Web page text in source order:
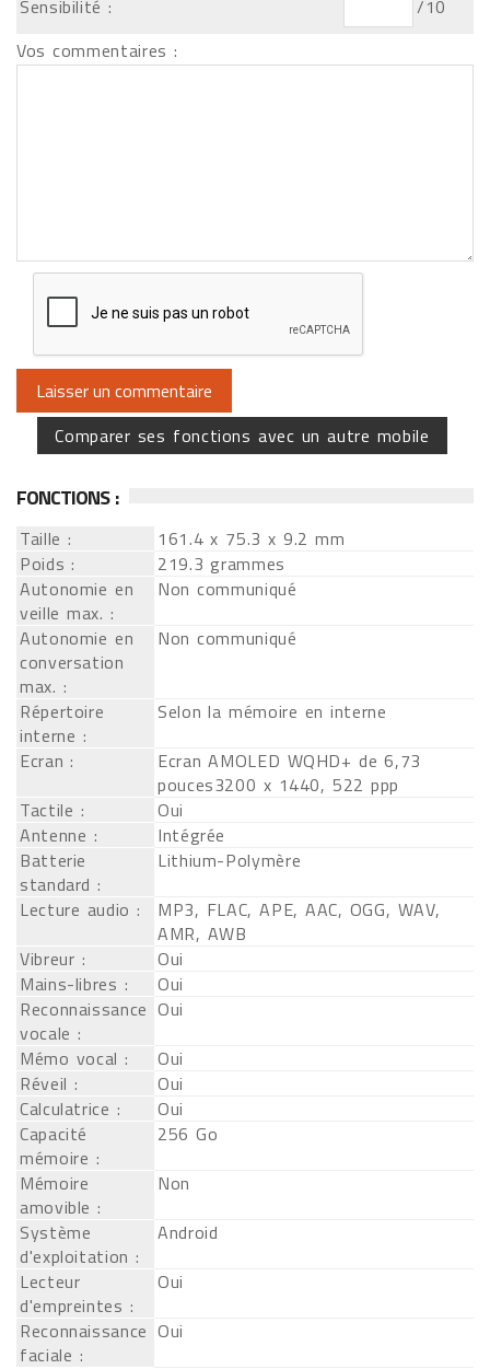
Sensibilité :
/10
Vos commentaires :
Comparer ses fonctions avec un autre mobile
FONCTIONS :
Taille :
161.4 x 75.3 x 9.2 mm
Poids :
219.3 grammes
Autonomie en
veille max. :
Non communiqué
Autonomie en
conversation
max. :
Non communiqué
Répertoire
interne :
Selon la mémoire en interne
Ecran :
Ecran AMOLED WQHD+ de 6,73
pouces3200 x 1440, 522 ppp
Tactile :
Oui
Antenne :
Intégrée
Batterie
standard :
Lithium-Polymère
Lecture audio :
MP3, FLAC, APE, AAC, OGG, WAV,
AMR, AWB
Vibreur :
Oui
Mains-libres :
Oui
Reconnaissance
vocale :
Oui
Mémo vocal :
Oui
Réveil :
Oui
Calculatrice :
Oui
Capacité
mémoire :
256 Go
Mémoire
amovible :
Non
Système
d'exploitation :
Android
Lecteur
d'empreintes :
Oui
Reconnaissance
faciale :
Oui